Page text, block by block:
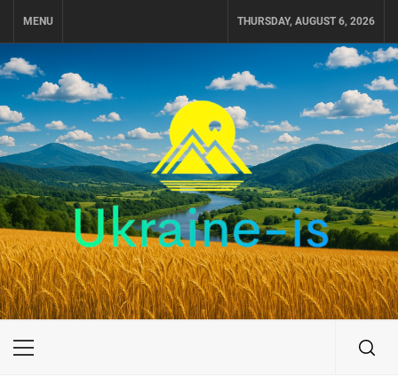
MENU THURSDAY, AUGUST 6, 2026
UKRAINE-IS
ПОДОРОЖI ПО УКРАЇНІ
Primary